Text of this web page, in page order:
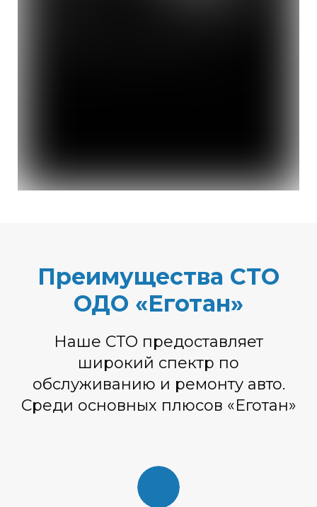
Преимущества СТО
ОДО «Еготан»
Наше СТО предоставляет
широкий спектр по
обслуживанию и ремонту авто.
Среди основных плюсов «Еготан»